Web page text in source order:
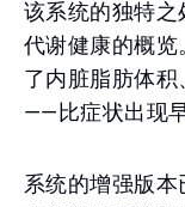
该系统的独特之
代谢健康的概
了内脏脂肪体
——比症状出现早
系统的增强版